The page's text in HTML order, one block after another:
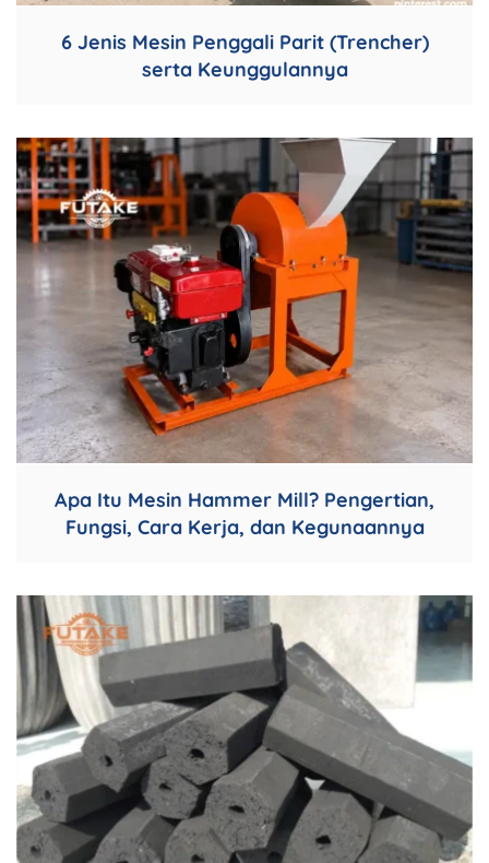
6 Jenis Mesin Penggali Parit (Trencher)
serta Keunggulannya
Apa Itu Mesin Hammer Mill? Pengertian,
Fungsi, Cara Kerja, dan Kegunaannya